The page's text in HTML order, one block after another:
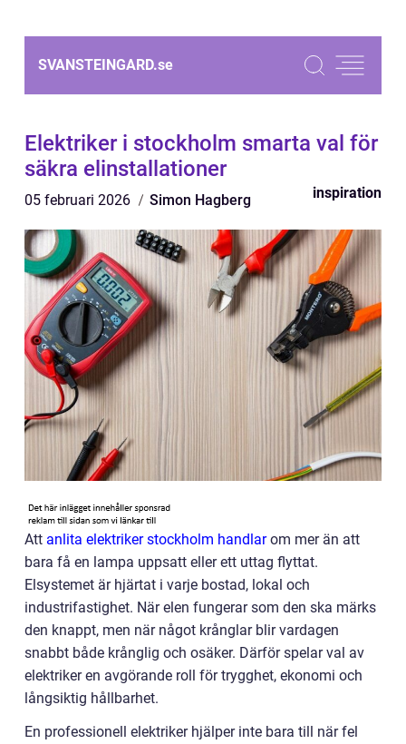
SVANSTEINGARD.se
Elektriker i stockholm smarta val för
säkra elinstallationer
05 februari 2026 Simon Hagberg inspiration
Att anlita elektriker stockholm handlarom mer än att
bara få en lampa uppsatt eller ett uttag flyttat.
Elsystemet är hjärtat i varje bostad, lokal och
industrifastighet. När elen fungerar som den ska märks
den knappt, men när något krånglar blir vardagen
snabbt både krånglig och osäker. Därför spelar val av
elektriker en avgörande roll för trygghet, ekonomi och
långsiktig hållbarhet.
En professionell elektriker hjälper inte bara till när fel